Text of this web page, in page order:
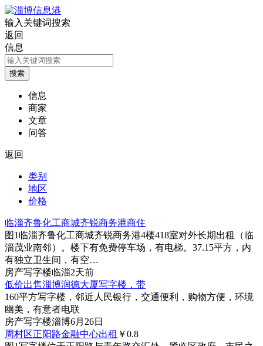
输入关键词搜索
返回
信息
信息
商家
文章
问答
返回
类别
地区
价格
临淄齐鲁化工商城齐锐商务港商住
图1 临淄齐鲁化工商城齐锐商务港4楼418室对外长期出租（临
淄茂业南邻）。楼下有免费停车场，有电梯。37.15平方，内
有独立卫生间，有空…
房产写字楼临淄2天前
低价出售淄博润德大厦写字楼，带
160平方写字楼，邻近人民银行，交通便利，购物方便，环境
幽美，有意者电联
房产写字楼淄博6月26日
周村区正阳路金融中心出租 ￥0.8